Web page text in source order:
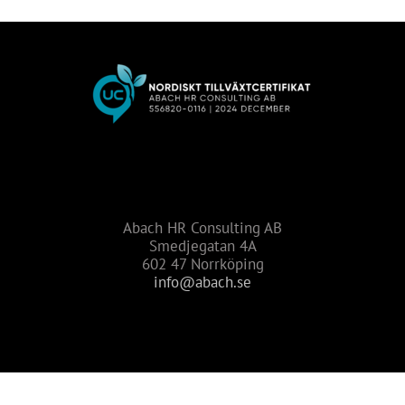
Abach HR Consulting AB
Smedjegatan 4A
602 47 Norrköping
info@abach.se